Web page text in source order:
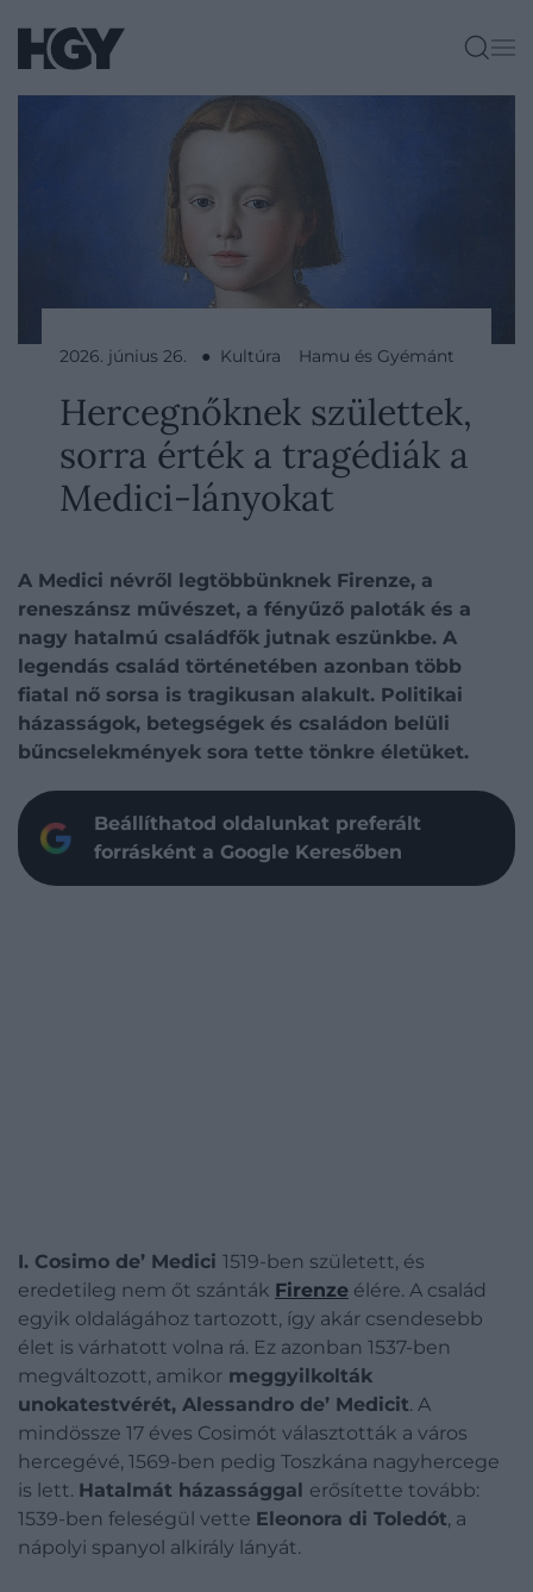
2026. június 26. ● Kultúra Hamu és Gyémánt
Hercegnőknek születtek,
sorra érték a tragédiák a
Medici-lányokat
A Medici névről legtöbbünknek Firenze, a
reneszánsz művészet, a fényűző paloták és a
nagy hatalmú családfők jutnak eszünkbe. A
legendás család történetében azonban több
fiatal nő sorsa is tragikusan alakult. Politikai
házasságok, betegségek és családon belüli
bűncselekmények sora tette tönkre életüket.
Beállíthatod oldalunkat preferált
forrásként a Google Keresőben
I. Cosimo de’ Medici 1519-ben született, és
eredetileg nem őt szánták Firenze élére. A család
egyik oldalágához tartozott, így akár csendesebb
élet is várhatott volna rá. Ez azonban 1537-ben
megváltozott, amikor meggyilkolták
unokatestvérét, Alessandro de’ Medicit. A
mindössze 17 éves Cosimót választották a város
hercegévé, 1569-ben pedig Toszkána nagyhercege
is lett. Hatalmát házassággal erősítette tovább:
1539-ben feleségül vette Eleonora di Toledót, a
nápolyi spanyol alkirály lányát.